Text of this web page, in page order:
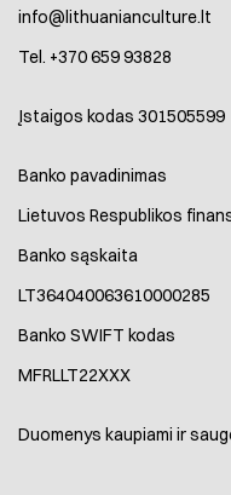
info@lithuanianculture.lt
Tel. +370 659 93828
Įstaigos kodas 301505599
Banko pavadinimas
Lietuvos Respublikos
Banko sąskaita
LT364040063610000285
Banko SWIFT kodas
MFRLLT22XXX
Duomenys kaupiami ir